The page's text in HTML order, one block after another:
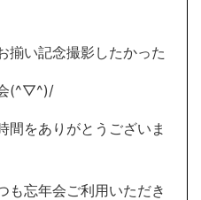
揃い記念撮影したかった
(^▽^)/
をありがとうございま
忘年会ご利用いただき